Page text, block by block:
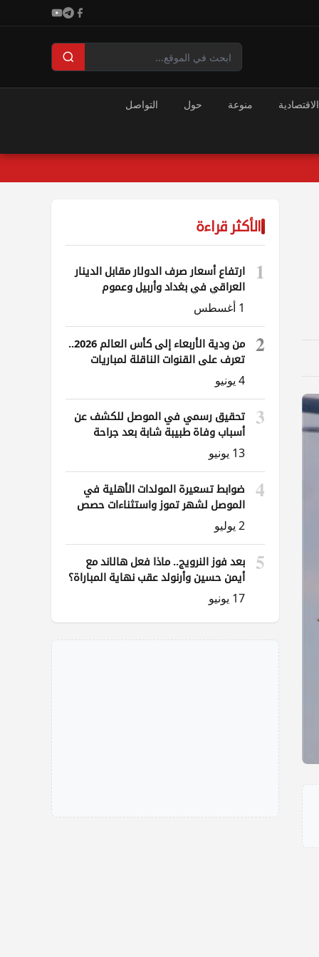
منوعة حول التواصل
الأكثر قراءة
1
ارتفاع أسعار صرف الدولار مقابل الدينار
العراقي في بغداد وأربيل وعموم
المحافظات
1 أغسطس
2
من ودية الأربعاء إلى كأس العالم 2026..
تعرف على القنوات الناقلة لمباريات
العراق
4 يونيو
3
تحقيق رسمي في الموصل للكشف عن
أسباب وفاة طبيبة شابة بعد جراحة
ناظورية
13 يونيو
4
ضوابط تسعيرة المولدات الأهلية في
الموصل لشهر تموز واستثناءات حصص
الوقود
2 يوليو
5
بعد فوز النرويج.. ماذا فعل هالاند مع
أيمن حسين وأرنولد عقب نهاية المباراة؟
17 يونيو